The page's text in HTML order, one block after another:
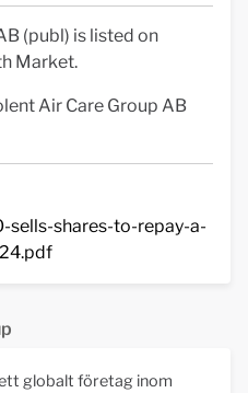
(publ) is listed on
Market.
Air Care Group AB
sells-shares-to-repay-a-
globalt företag inom